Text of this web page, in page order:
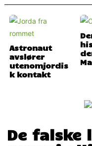
Astronaut
avslører
utenomjordis
k kontakt
De falske